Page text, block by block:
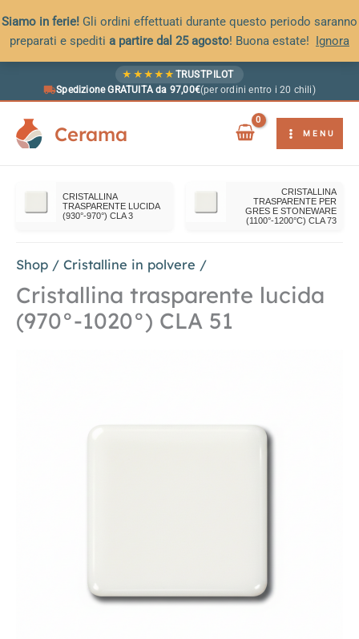
Siamo in ferie! Gli ordini effettuati durante questo periodo saranno
preparati e spediti a partire dal 25 agosto! Buona estate! Ignora
★ ★ ★ ★ ★ TRUSTPILOT
Spedizione GRATUITA da 97,00€(per ordini entro i 20 chili)
Cerama MENU
CRISTALLINA
TRASPARENTE LUCIDA
(930°-970°) CLA 3
CRISTALLINA
TRASPARENTE PER
GRES E STONEWARE
(1100°-1200°C) CLA 73
Shop / Cristalline in polvere /
Cristallina trasparente lucida
(970°-1020°) CLA 51